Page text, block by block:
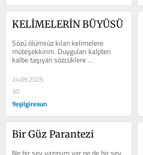
KELİMELERİN BÜYÜSÜ
Sözü ölümsüz kılan kelimelere
müteşekkirim. Duyguları kalpten
kalbe taşıyan sözcüklere
şükranlarımı sunuyorum. Zihnimde
fikir...
24.09.2025
30
Yeşilgiresun
Bir Güz Parantezi